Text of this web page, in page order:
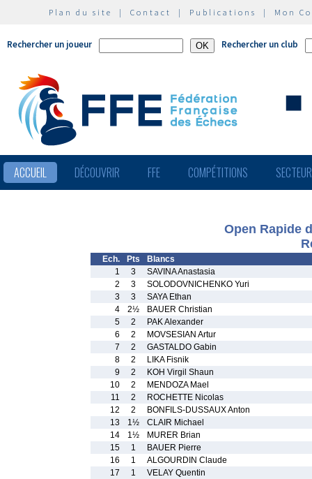
Plan du site | Contact | Publications | Mon
Rechercher un joueur Rechercher un club
ACCUEIL DÉCOUVRIR FFE COMPÉTITIONS
Open Rapide
Ech. Pts
Blancs
1
3
SAVINA Anastasia
2
3
SOLODOVNICHENKO Yuri
3
3
SAYA Ethan
4
2½
BAUER Christian
5
2
PAK Alexander
6
2
MOVSESIAN Artur
7
2
GASTALDO Gabin
8
2
LIKA Fisnik
9
2
KOH Virgil Shaun
10
2
MENDOZA Mael
11
2
ROCHETTE Nicolas
12
2
BONFILS-DUSSAUX Anton
13
1½
CLAIR Michael
14
1½
MURER Brian
15
1
BAUER Pierre
16
1
ALGOURDIN Claude
17
1
VELAY Quentin